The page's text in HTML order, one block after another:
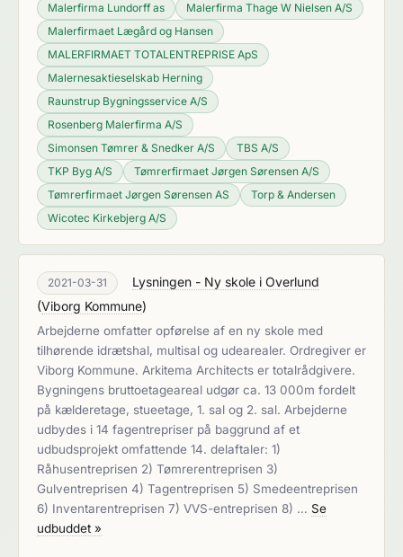
Malerfirma Lundorff as
Malerfirma Thage W Nielsen A/S
Malerfirmaet Lægård og Hansen
MALERFIRMAET TOTALENTREPRISE ApS
Malernesaktieselskab Herning
Raunstrup Bygningsservice A/S
Rosenberg Malerfirma A/S
Simonsen Tømrer & Snedker A/S
TBS A/S
TKP Byg A/S
Tømrerfirmaet Jørgen Sørensen A/S
Tømrerfirmaet Jørgen Sørensen AS
Torp & Andersen
Wicotec Kirkebjerg A/S
2021-03-31
Lysningen - Ny skole i Overlund
(Viborg Kommune)
Arbejderne omfatter opførelse af en ny skole med
tilhørende idrætshal, multisal og udearealer. Ordregiver er
Viborg Kommune. Arkitema Architects er totalrådgivere.
Bygningens bruttoetageareal udgør ca. 13 000m fordelt
på kælderetage, stueetage, 1. sal og 2. sal. Arbejderne
udbydes i 14 fagentrepriser på baggrund af et
udbudsprojekt omfattende 14. delaftaler: 1)
Råhusentreprisen 2) Tømrerentreprisen 3)
Gulventreprisen 4) Tagentreprisen 5) Smedeentreprisen
6) Inventarentreprisen 7) VVS-entreprisen 8) … Se
udbuddet »